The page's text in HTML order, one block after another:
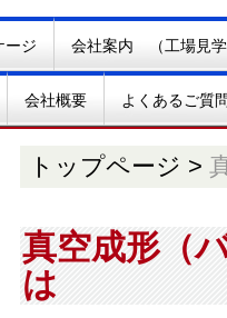
ージ 会社案内 （工場見
会社概要 よくあるご質
トップページ >
真空成形（
は